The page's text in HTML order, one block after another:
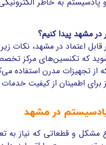
در مشهد پیدا کنیم؟
اعتماد در مشهد، نکات
که تکنسین‌های مرکز تخصص
از تجهیزات مدرن استفاده
برای اطمینان از کیفیت
در مشهد
مشکل و قطعاتی که نیاز به